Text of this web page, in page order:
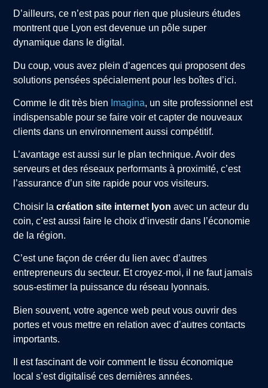
D’ailleurs, ce n’est pas pour rien que plusieurs études
montrent que Lyon est devenue un pôle super
dynamique dans le digital.
Du coup, vous avez plein d’agences qui proposent des
solutions pensées spécialement pour les boîtes d’ici.
Comme le dit très bien Imagina, un site professionnel est
indispensable pour se faire voir et capter de nouveaux
clients dans un environnement aussi compétitif.
L’avantage est aussi sur le plan technique. Avoir des
serveurs et des réseaux performants à proximité, c’est
l’assurance d’un site rapide pour vos visiteurs.
Choisir lacréation site internet lyon avec un acteur du
coin, c’est aussi faire le choix d’investir dans l’économie
de la région.
C’est une façon de créer du lien avec d’autres
entrepreneurs du secteur. Et croyez-moi, il ne faut jamais
sous-estimer la puissance du réseau lyonnais.
Bien souvent, votre agence web peut vous ouvrir des
portes et vous mettre en relation avec d’autres contacts
importants.
Il est fascinant de voir comment le tissu économique
local s’est digitalisé ces dernières années.